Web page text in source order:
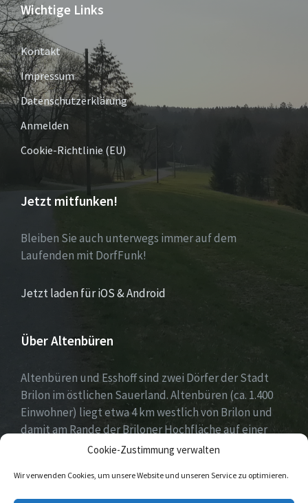
Cookie-Zustimmung verwalten
Wir verwenden Cookies, um unsere Website und unseren Service zu optimieren.
Wichtige Links
Kontakt
Impressum
Datenschutzerklärung
Anmelden
Cookie-Richtlinie (EU)
Jetzt mitfunken!
Bleiben Sie auch unterwegs immer auf dem
Laufenden mit DorfFunk!
Jetzt laden für iOS & Android
Über Altenbüren
Altenbüren und Esshoff sind zwei Dörfer der Stadt
Brilon im östlichen Sauerland. Altenbüren (ca. 1.400
Einwohner) liegt etwa 4 km westlich von Brilon und
damit am Rande der Briloner Hochfläche auf einer
Höhe von etwa 464 m ü. NN. Esshoff (ca. 80 Einwohner)
Stadt Brilon und liegt 3 km nordwestlich von
Altenbüren. Beide Dörfer zeichnen sich durch ein sehr